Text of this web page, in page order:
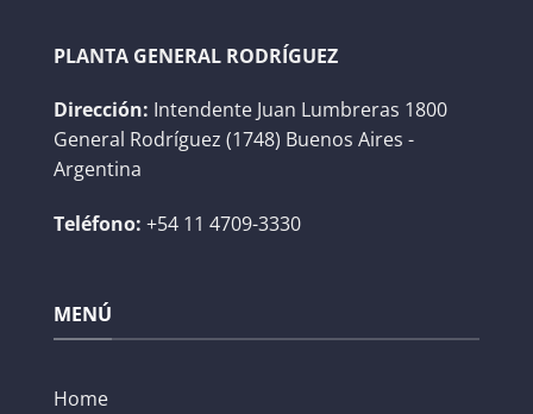
PLANTA GENERAL RODRÍGUEZ
Dirección: Intendente Juan Lumbreras 1800
General Rodríguez (1748) Buenos Aires -
Argentina
Teléfono: +54 11 4709-3330
MENÚ
Home